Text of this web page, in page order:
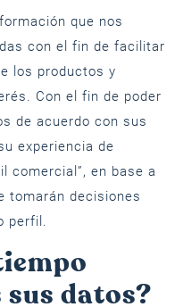
que nos
con el fin de facilitar
los productos y
Con el fin de poder
de acuerdo con sus
experiencia de
comercial”, en base a
tomarán decisiones
perfil.
datos?